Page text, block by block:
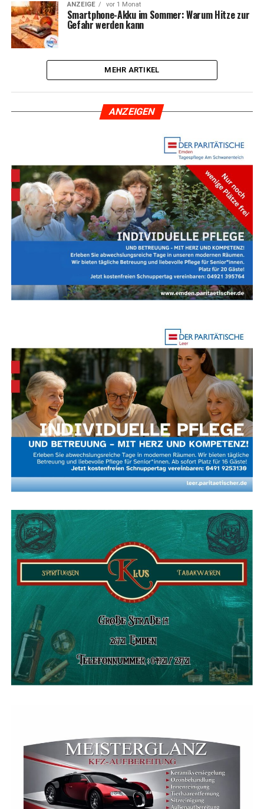
ANZEIGE vor 1 Monat
Smart­phone-Akku im Som­mer: War­um Hit­ze zur
Gefahr wer­den kann
MEHR ARTIKEL
ANZEI­GEN